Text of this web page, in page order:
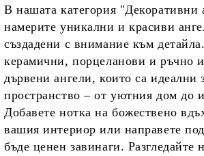
В нашата категория "Декоративни
намерите уникални и красиви
създадени с внимание към
керамични, порцеланови и ръчно
дървени ангели, които са идеални
пространство – от уютния дом до
Добавете нотка на божествено
вашия интериор или направете
бъде ценен завинаги. Разгледайте